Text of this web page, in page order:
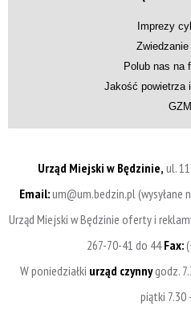
Imprezy
Polub nas na
Jakość powietrza
GZM
Urząd Miejski w Będzinie, ul.
Email:um@um.bedzin.pl (wysyłane
Urząd Miejski w Będzinie oferty i
267-70-41 do 44Fax:
W poniedziałki urząd czynnygodz.
piątki 7.30